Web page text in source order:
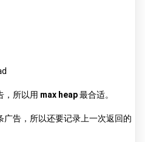
，所以用 max heap最合适。
告，所以还要记录上一次返回的